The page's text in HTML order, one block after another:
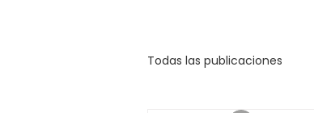
Todas las publicaciones